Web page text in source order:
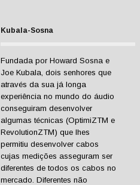
Kubala-Sosna
Fundada por Howard Sosna e
Joe Kubala, dois senhores que
através da sua já longa
experiência no mundo do áudio
conseguiram desenvolver
algumas técnicas (OptimiZTM e
RevolutionZTM) que lhes
permitiu desenvolver cabos
cujas medições asseguram ser
diferentes de todos os cabos no
mercado. Diferentes não